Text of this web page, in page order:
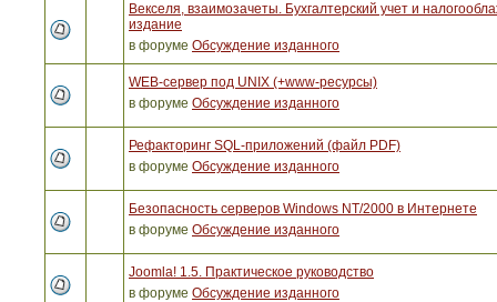
Векселя, взаимозачеты. Бухгалтерский учет и
издание
в форуме Обсуждение изданного
WEB-сервер под UNIX (+www-ресурсы)
в форуме Обсуждение изданного
Рефакторинг SQL-приложений (файл PDF)
в форуме Обсуждение изданного
Безопасность серверов Windows NT/2000 в Интернете
в форуме Обсуждение изданного
Joomla! 1.5. Практическое руководство
в форуме Обсуждение изданного